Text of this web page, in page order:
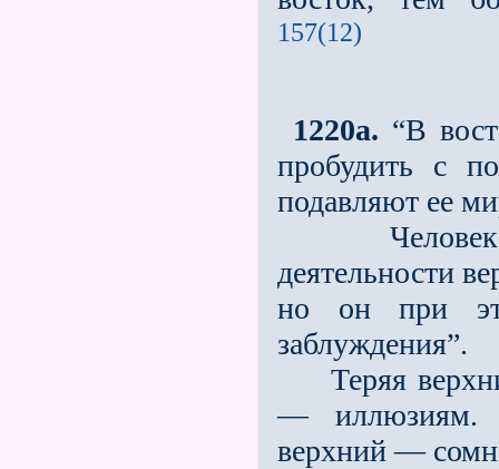
157(12)
1220а. “В
пробудить с
подавляют ее
Человек
деятельности
но он при
заблуждения”.
Теряя
— иллюзиям.
верхний —